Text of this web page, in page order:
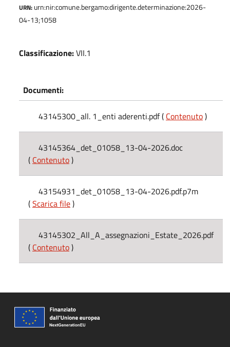
URN: urn:nir:comune.bergamo:dirigente.determinazione:2026-
04-13;1058
Classificazione:VII.1
Documenti:
43145300_all. 1_enti aderenti.pdf ( Contenuto)
43145364_det_01058_13-04-2026.doc
( Contenuto)
43154931_det_01058_13-04-2026.pdf.p7m
(Scarica file)
43145302_All_A_assegnazioni_Estate_2026.pdf
( Contenuto)